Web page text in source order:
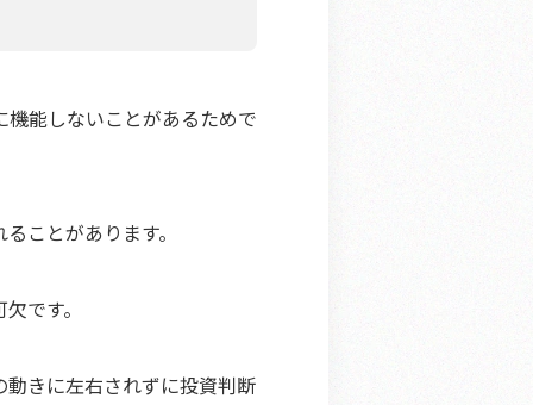
能しないことがあるためで
ことがあります。
です。
きに左右されずに投資判断